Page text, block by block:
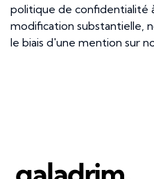
politique de confidentialité
modification substantielle,
le biais d'une mention sur